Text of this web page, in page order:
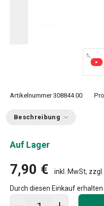
Artikelnummer 308844.00
Beschreibung
Auf Lager
7,90 € inkl. MwSt, zzgl.
Durch diesen Einkauf
In den Warenkorb -